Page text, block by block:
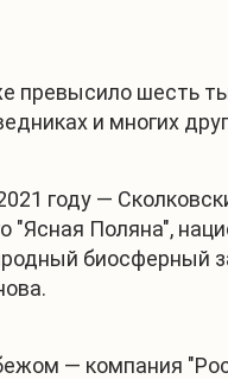
превысило шесть
и многих
году —
"Ясная Поляна",
— компания